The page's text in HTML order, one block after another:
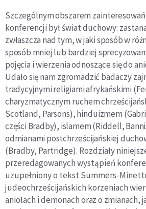
Szczególnym obszarem
konferencji był świat duchowy:
zwłaszcza nad tym, w jaki sposób w
sposób mniej lub bardziej
pojęcia i wierzenia odnoszące się do
Udało się nam zgromadzić badaczy
tradycyjnymi religiami afrykańskimi
charyzmatycznym ruchem
Scotland, Parsons), hinduizmem
części Bradby), islamem (Riddell,
odmianami postchrześcijańskiej
(Bradby, Partridge). Rozdziały
przeredagowanych wystąpień
uzupełniony o tekst Summers-
judeochrześcijańskich korzeniach
aniołach i demonachoraz o zmianach,